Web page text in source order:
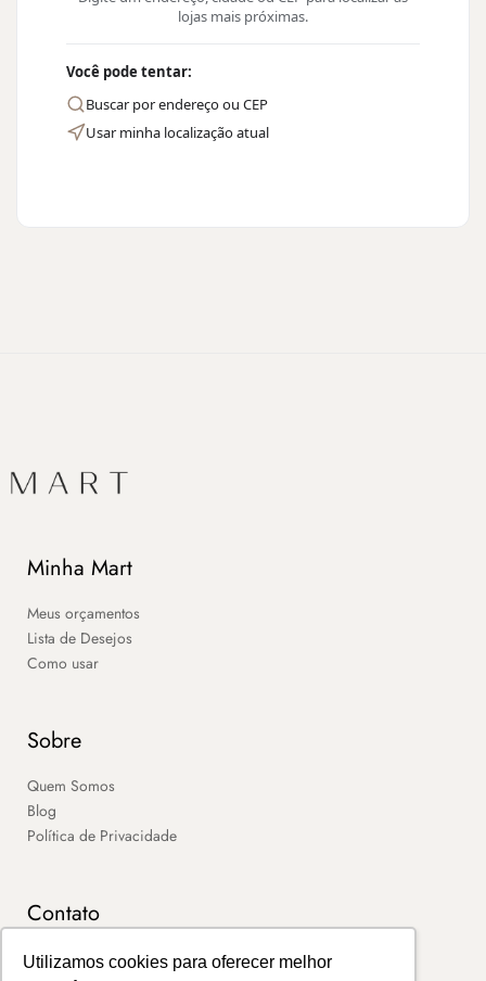
Utilizamos cookies para oferecer melhor
lojas mais próximas.
Você pode tentar:
Buscar por endereço ou CEP
Usar minha localização atual
Minha Mart
Meus orçamentos
Lista de Desejos
Como usar
Sobre
Quem Somos
Blog
Política de Privacidade
Contato
SAC